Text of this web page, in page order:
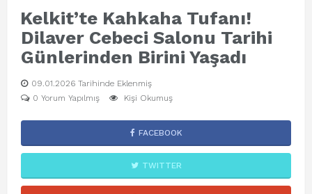
Kelkit’te Kahkaha Tufanı!
Dilaver Cebeci Salonu Tarihi
Günlerinden Birini Yaşadı
09.01.2026 Tarihinde Eklenmiş
0 Yorum Yapılmış
Kişi Okumuş
FACEBOOK
TWITTER